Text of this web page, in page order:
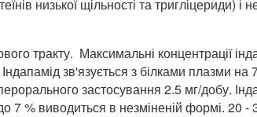
низької щільності та тригліцериди) і
тракту. Максимальні концентрації
зв'язується з білками плазми на
застосування 2.5 мг/добу.
7 % виводиться в незміненій формі. 20 -